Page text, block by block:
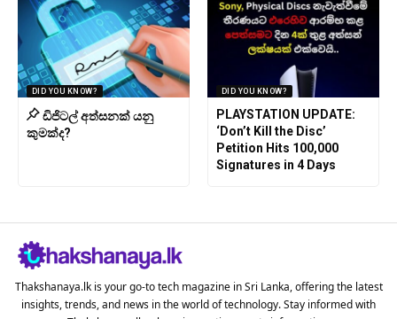
DID YOU KNOW?
ඩිජිටල් අත්සනක් යනු
කුමක්ද?
DID YOU KNOW?
PLAYSTATION UPDATE:
‘Don’t Kill the Disc’
Petition Hits 100,000
Signatures in 4 Days
Thakshanaya.lk is your go-to tech magazine in Sri Lanka, offering the latest
insights, trends, and news in the world of technology. Stay informed with